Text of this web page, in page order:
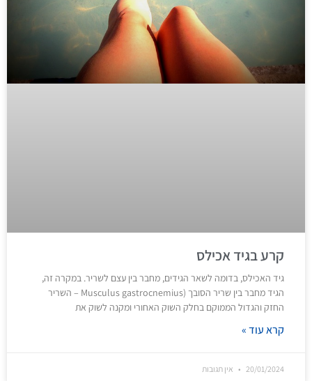
קרע בגיד אכילס
גיד האכילס, בדומה לשאר הגידים, מחבר בין עצם לשריר. במקרה זה,
הגיד מחבר בין שריר הסובך (Musculus gastrocnemius – השריר
החזק והגדול הממוקם בחלק השוק האחורי ומקנה לשוק את
קרא עוד »
20/01/2024 אין תגובות